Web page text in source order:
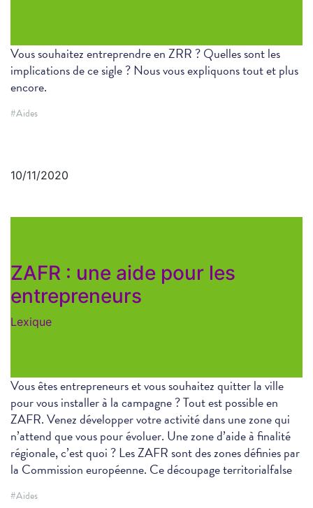
Vous souhaitez entreprendre en ZRR ? Quelles sont les
implications de ce sigle ? Nous vous expliquons tout et plus
encore.
#Aides
10/11/2020
ZAFR : une aide pour les
entrepreneurs
Lexique
Vous êtes entrepreneurs et vous souhaitez quitter la ville
pour vous installer à la campagne ? Tout est possible en
ZAFR. Venez développer votre activité dans une zone qui
n’attend que vous pour évoluer. Une zone d’aide à finalité
régionale, c’est quoi ? Les ZAFR sont des zones définies par
la Commission européenne. Ce découpage territorialfalse
#Aides